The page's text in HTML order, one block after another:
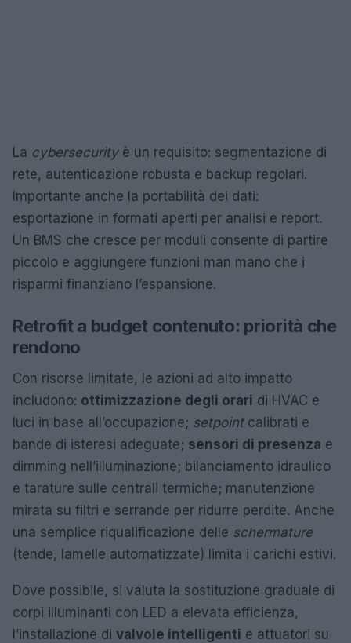
La cybersecurityè un requisito: segmentazione di
rete, autenticazione robusta e backup regolari.
Importante anche la portabilità dei dati:
esportazione in formati aperti per analisi e report.
Un BMS che cresce per moduli consente di partire
piccolo e aggiungere funzioni man mano che i
risparmi finanziano l’espansione.
Retrofit a budget contenuto: priorità che
rendono
Con risorse limitate, le azioni ad alto impatto
includono: ottimizzazione degli orari di HVAC e
luci in base all’occupazione; setpointcalibrati e
bande di isteresi adeguate; sensori di presenza e
dimming nell’illuminazione; bilanciamento idraulico
e tarature sulle centrali termiche; manutenzione
mirata su filtri e serrande per ridurre perdite. Anche
una semplice riqualificazione delle schermature
(tende, lamelle automatizzate) limita i carichi estivi.
Dove possibile, si valuta la sostituzione graduale di
corpi illuminanti con LED a elevata efficienza,
l’installazione di valvole intelligenti e attuatori su